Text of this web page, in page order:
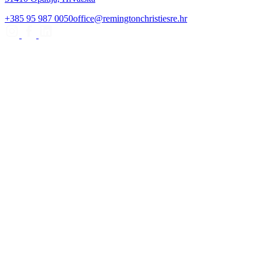
+385 95 987 0050office@remingtonchristiesre.hr